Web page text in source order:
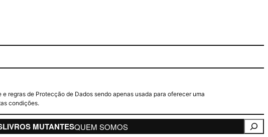
regras de Protecção de Dados sendo apenas usada para oferecer uma
condições.
LIVROS MUTANTESQUEM SOMOS